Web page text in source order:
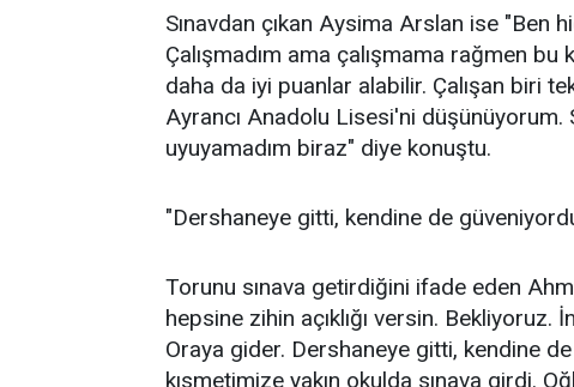
Sınavdan çıkan Aysima Arslan ise "Ben
Çalışmadım ama çalışmama rağmen
daha da iyi puanlar alabilir. Çalışan biri
Ayrancı Anadolu Lisesi'ni düşünüyorum.
uyuyamadım biraz" diye konuştu.
"Dershaneye gitti, kendine de
Torunu sınava getirdiğini ifade eden
hepsine zihin açıklığı versin.
Oraya gider. Dershaneye gitti, kendine
kısmetimize yakın okulda sınava girdi.